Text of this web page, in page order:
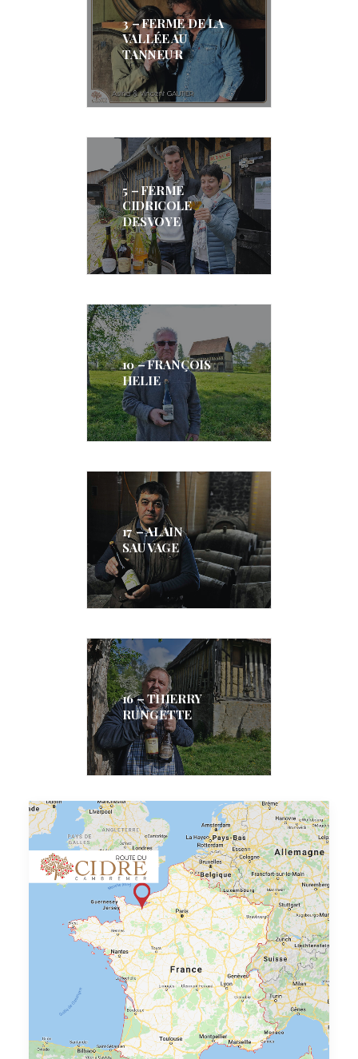
3 – FERME DE LA
VALLÉE AU
TANNEUR
5 – FERME
CIDRICOLE
DESVOYE
10 – FRANÇOIS
HELIE
17 – ALAIN
SAUVAGE
16 – THIERRY
RUNGETTE
1 – LA FERME DU
BOUT DU CHEMIN
8 – MANOIR DE
MONTREUIL